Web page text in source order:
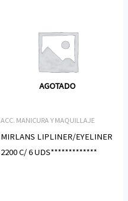
AGOTADO
ACC. MANICURA Y MAQUILLAJE
MIRLANS LIPLINER/EYELINER
2200 C/ 6 UDS*************